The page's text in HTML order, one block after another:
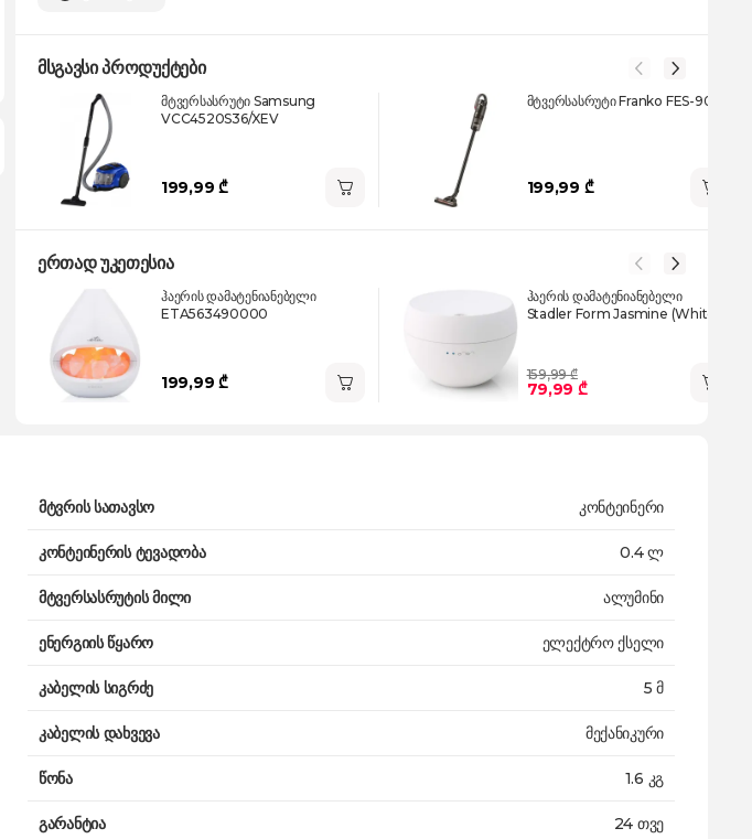
მსგავსი პროდუქტები
მტვერსასრუტი Samsung
VCC4520S36/XEV
199,99 ₾
მტვერსასრუტი Franko FES-9006
199,99 ₾
ერთად უკეთესია
ჰაერის დამატენიანებელი
ETA563490000
199,99 ₾
ჰაერის დამატენიანებელი
Stadler Form Jasmine (White)
159,99 ₾
79,99 ₾
მტვრის სათავსო კონტეინერი
კონტეინერის ტევადობა 0.4 ლ
მტვერსასრუტის მილი ალუმინი
ენერგიის წყარო ელექტრო ქსელი
კაბელის სიგრძე 5 მ
კაბელის დახვევა მექანიკური
წონა 1.6 კგ
გარანტია 24 თვე